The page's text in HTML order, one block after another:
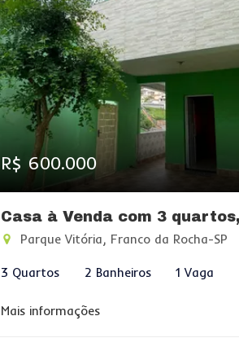
R$ 600.000
Casa à Venda com 3
Parque Vitória, Franco da Rocha-SP
3 Quartos 2 Banheiros 1 Vaga
Mais informações